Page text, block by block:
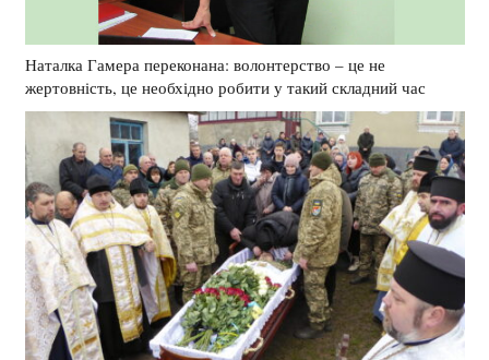
Наталка Гамера переконана: волонтерство – це не
жертовність, це необхідно робити у такий складний час